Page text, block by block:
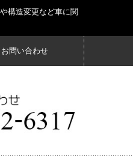
構造変更など車に関
お問い合わせ